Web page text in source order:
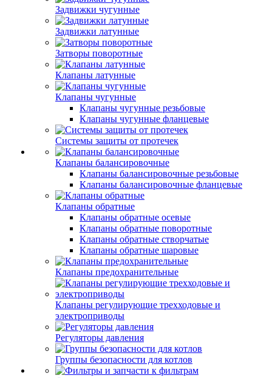
Задвижки чугунные
Задвижки латунные
Затворы поворотные
Клапаны латунные
Клапаны чугунные
Клапаны чугунные резьбовые
Клапаны чугунные фланцевые
Системы защиты от протечек
Клапаны балансировочные
Клапаны балансировочные резьбовые
Клапаны балансировочные фланцевые
Клапаны обратные
Клапаны обратные осевые
Клапаны обратные поворотные
Клапаны обратные створчатые
Клапаны обратные шаровые
Клапаны предохранительные
Клапаны регулирующие трехходовые и
электроприводы
Регуляторы давления
Группы безопасности для котлов